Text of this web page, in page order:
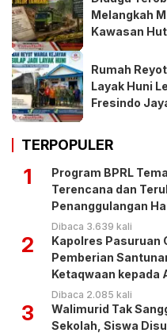
Melangkah
Kawasan
Rumah
Layak Huni
Fresindo
TERPOPULER
1
Program BPRL
Terencana dan
Penanggulangan
Dibaca 3.639 kali
2
Kapolres Pasuruan
Pemberian
Ketaqwaan kepada
Dibaca 2.085 kali
3
Walimurid Tak
Sekolah, Siswa